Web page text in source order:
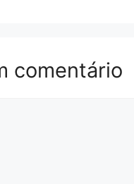
comentário